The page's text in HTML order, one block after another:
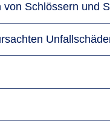
Schlössern und